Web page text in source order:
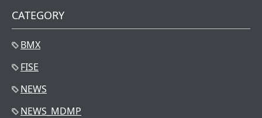
CATEGORY
BMX
FISE
NEWS
NEWS_MDMP